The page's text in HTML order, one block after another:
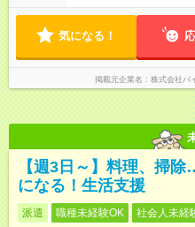
気になる！
掲載元企業名 株式会社バ
【週3日～】料理、掃
になる！生活支援
派遣 職種未経験OK 社会人未経